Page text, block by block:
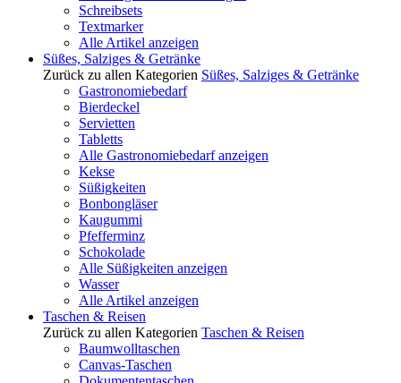
Schreibsets
Textmarker
Alle Artikel anzeigen
Süßes, Salziges & Getränke
Zurück zu allen Kategorien Süßes, Salziges & Getränke
Gastronomiebedarf
Bierdeckel
Servietten
Tabletts
Alle Gastronomiebedarf anzeigen
Kekse
Süßigkeiten
Bonbongläser
Kaugummi
Pfefferminz
Schokolade
Alle Süßigkeiten anzeigen
Wasser
Alle Artikel anzeigen
Taschen & Reisen
Zurück zu allen Kategorien Taschen & Reisen
Baumwolltaschen
Canvas-Taschen